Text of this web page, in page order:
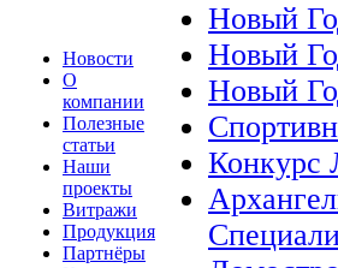
Новости
О
компании
Полезные
статьи
Наши
проекты
Витражи
Продукция
Партнёры
Новый
Новый
Новый
Конкурс